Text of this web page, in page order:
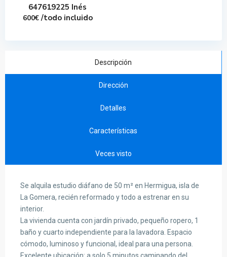
647619225 Inés
600€/todo incluido
Descripción
Dirección
Detalles
Características
Veces visto
Se alquila estudio diáfano de 50 m² en Hermigua, isla de
La Gomera, recién reformado y todo a estrenar en su
interior.
La vivienda cuenta con jardín privado, pequeño ropero, 1
baño y cuarto independiente para la lavadora. Espacio
cómodo, luminoso y funcional, ideal para una persona.